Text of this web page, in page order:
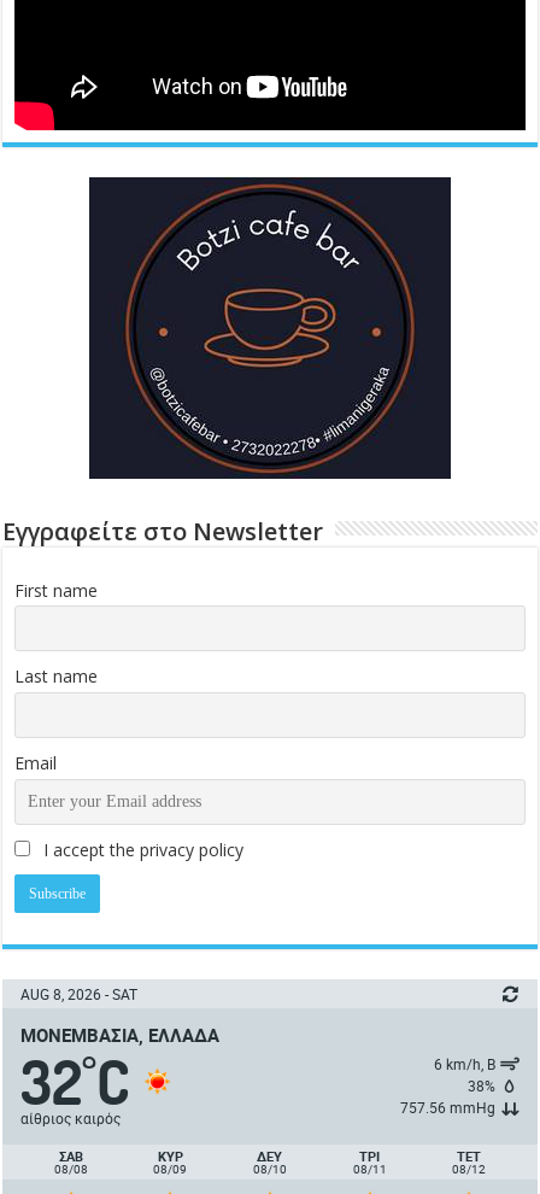
Εγγραφείτε στο Newsletter
First name
Last name
Email
I accept the privacy policy
AUG 8, 2026 - SAT
ΜΟΝΕΜΒΑΣΙΆ, ΕΛΛΆΔΑ
32°C
αίθριος καιρός
6 km/h, Β
38%
757.56 mmHg
ΣΑΒ
08/08
ΚΥΡ
08/09
ΔΕΥ
08/10
ΤΡΙ
08/11
ΤΕΤ
08/12